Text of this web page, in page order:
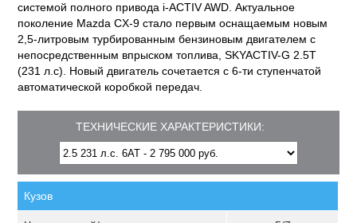
системой полного привода i-ACTIV AWD. Актуальное
поколение Mazda CX-9 стало первым оснащаемым новым
2,5-литровым турбированным бензиновым двигателем с
непосредственным впрыском топлива, SKYACTIV-G 2.5T
(231 л.с). Новый двигатель сочетается с 6-ти ступенчатой
автоматической коробкой передач.
ТЕХНИЧЕСКИЕ ХАРАКТЕРИСТИКИ:
Кузов